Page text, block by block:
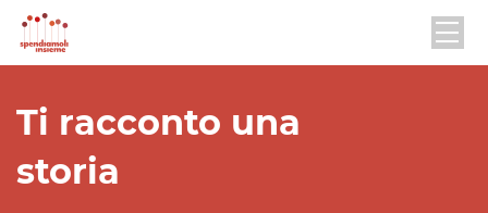
Ti racconto una
storia